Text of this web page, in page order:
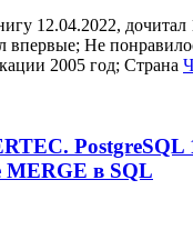
12.04.2022, дочитал
впервые; Не
2005 год; Страна
PostgreSQL
MERGE в SQL